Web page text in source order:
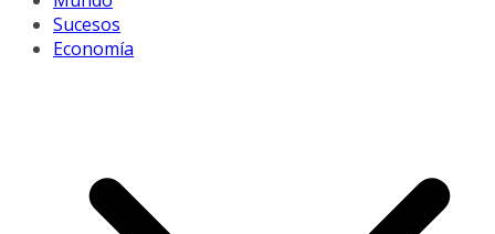
Sucesos
Economía